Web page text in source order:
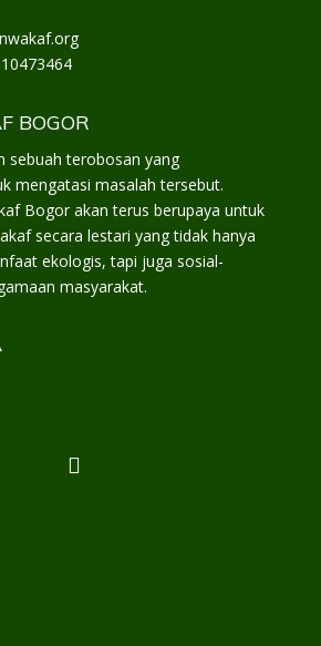
BOGOR
sebuah terobosan yang
mengatasi masalah tersebut.
Bogor akan terus berupaya untuk
secara lestari yang tidak hanya
ekologis, tapi juga sosial-
masyarakat.